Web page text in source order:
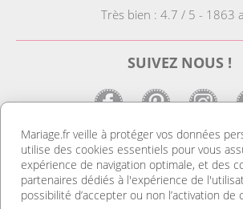
Très bien : 4.7 / 5 - 1863
SUIVEZ NOUS !
LE SITE DE LA DECO
Notre site est le spécialiste de la
trouverez des idées de déco pas cher ainsi
Mariage.fr veille à protéger vos données
utilise des cookies essentiels pour vous
expérience de navigation optimale, et des
partenaires dédiés à l'expérience de
possibilité d’accepter ou non l’activation de